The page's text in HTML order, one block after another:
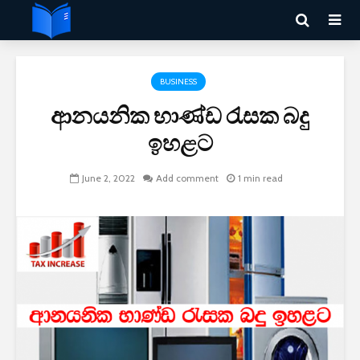
BUSINESS
ආනයනික භාණ්ඩ රැසක බදු
ඉහළට
June 2, 2022 Add comment 1 min read